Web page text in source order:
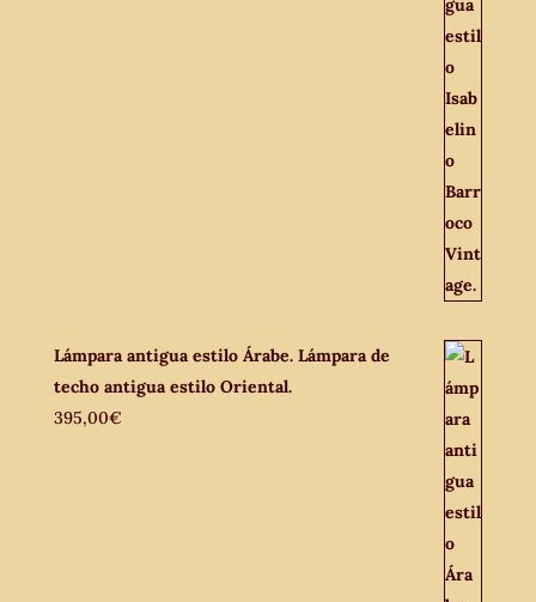
Lámpara antigua estilo Árabe. Lámpara de
techo antigua estilo Oriental.
395,00€